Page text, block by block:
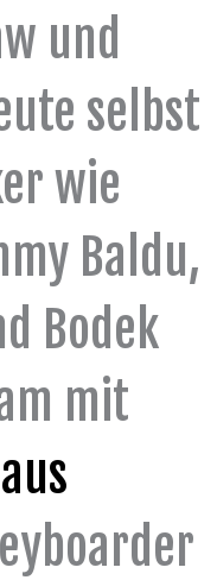
und
selbst
wie
Baldu,
Bodek
mit